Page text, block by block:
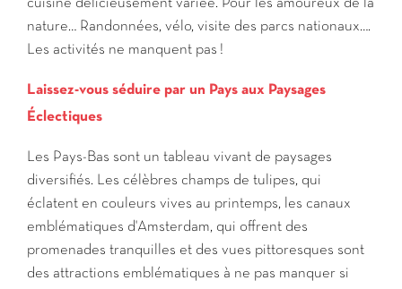
cuisine délicieusement variée. Pour les amoureux de la
nature… Randonnées, vélo, visite des parcs nationaux….
Les activités ne manquent pas !
Laissez-vous séduire par un Pays aux Paysages
Éclectiques
Les Pays-Bas sont un tableau vivant de paysages
diversifiés. Les célèbres champs de tulipes, qui
éclatent en couleurs vives au printemps, les canaux
emblématiques d'Amsterdam, qui offrent des
promenades tranquilles et des vues pittoresques sont
des attractions emblématiques à ne pas manquer si